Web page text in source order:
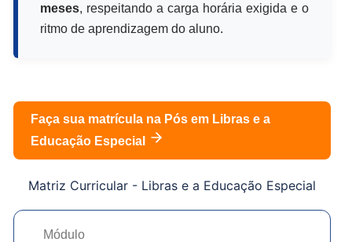
meses, respeitando a carga horária exigida e o
ritmo de aprendizagem do aluno.
Faça sua matrícula na Pós em Libras e a
Educação Especial
Matriz Curricular - Libras e a Educação Especial
Módulo